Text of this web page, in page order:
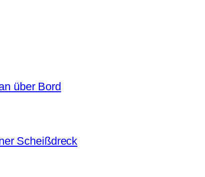
über Bord
Scheißdreck